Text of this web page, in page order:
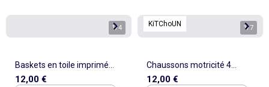
1/4
Baskets en toile imprimé
damiers
12,00 €
KiTChoUN 1/7
Chaussons motricité 4
'marcher' - Kitchoun
12,00 €